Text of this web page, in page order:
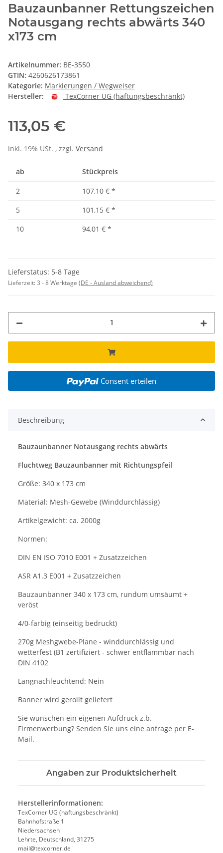
Bauzaunbanner Rettungszeichen
Notausgang rechts abwärts 340
x173 cm
Artikelnummer: BE-3550
GTIN: 4260626173861
Kategorie: Markierungen / Wegweiser
Hersteller:
TexCorner UG (haftungsbeschränkt)
113,05 €
inkl. 19% USt. , zzgl. Versand
ab Stückpreis
2 107,10 € *
5
101,15 € *
10
94,01 € *
Lieferstatus: 5-8 Tage
Lieferzeit:3 - 8 Werktage (DE - Ausland abweichend)
Consent erteilen
Beschreibung
Bauzaunbanner Notausgang rechts abwärts
Fluchtweg Bauzaunbanner mit Richtungspfeil
Größe: 340 x 173 cm
Material: Mesh-Gewebe (Winddurchlässig)
Artikelgewicht: ca. 2000g
Normen:
DIN EN ISO 7010 E001 + Zusatzzeichen
ASR A1.3 E001 + Zusatzzeichen
Bauzaunbanner 340 x 173 cm, rundum umsäumt +
veröst
4/0-farbig (einseitig bedruckt)
270g Meshgwebe-Plane - winddurchlässig und
wetterfest (B1 zertifiziert - schwer entflammbar nach
DIN 4102
Langnachleuchtend: Nein
Banner wird gerollt geliefert
Sie wünschen ein eigenen Aufdruck z.b.
Firmenwerbung? Senden Sie uns eine anfrage per E-
Mail.
Angaben zur Produktsicherheit
Herstellerinformationen:
TexCorner UG (haftungsbeschränkt)
Bahnhofstraße 1
Niedersachsen
Lehrte, Deutschland, 31275
mail@texcorner.de